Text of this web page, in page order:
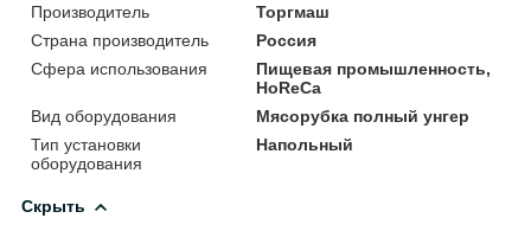
Производитель
Торгмаш
Страна производитель
Россия
Сфера использования
Пищевая промышленность,
HoReCa
Вид оборудования
Мясорубка полный унгер
Тип установки
оборудования
Напольный
Скрыть